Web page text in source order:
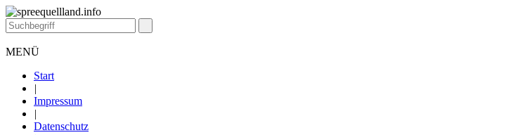
MENÜ
Start
|
Impressum
|
Datenschutz